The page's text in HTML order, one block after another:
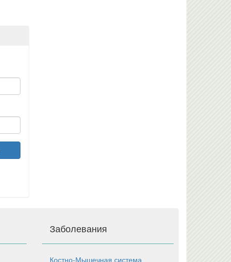
Заболевания
Костно-Мышечная система